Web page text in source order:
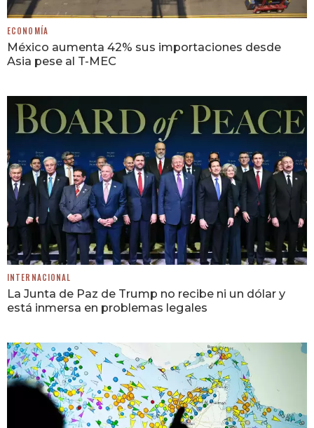
ECONOMÍA
México aumenta 42% sus importaciones desde
Asia pese al T-MEC
INTERNACIONAL
La Junta de Paz de Trump no recibe ni un dólar y
está inmersa en problemas legales